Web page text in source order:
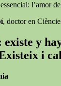
l’amor
, doctor en
y
i